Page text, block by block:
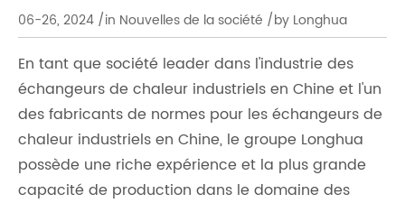
06-26, 2024 /in Nouvelles de la société /by Longhua
En tant que société leader dans l'industrie des
échangeurs de chaleur industriels en Chine et l'un
des fabricants de normes pour les échangeurs de
chaleur industriels en Chine, le groupe Longhua
possède une riche expérience et la plus grande
capacité de production dans le domaine des